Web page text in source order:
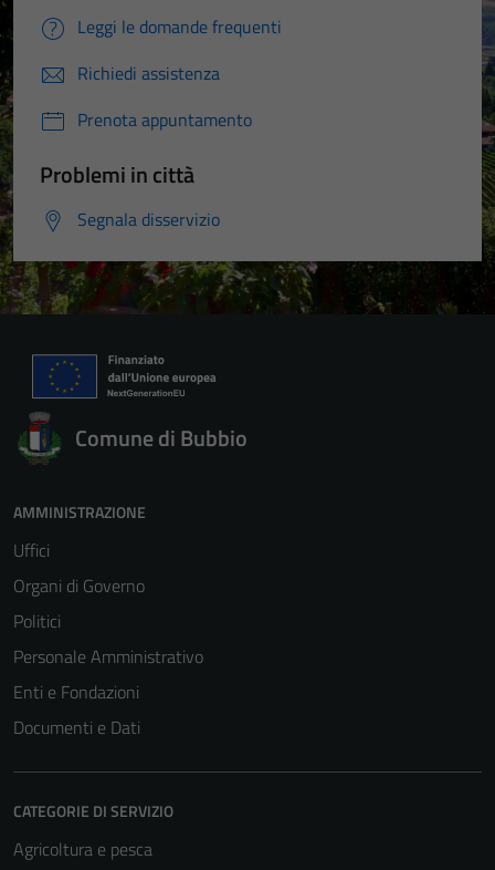
Leggi le domande frequenti
Richiedi assistenza
Prenota appuntamento
Problemi in città
Segnala disservizio
Comune di Bubbio
AMMINISTRAZIONE
Uffici
Organi di Governo
Politici
Personale Amministrativo
Enti e Fondazioni
Documenti e Dati
CATEGORIE DI SERVIZIO
Agricoltura e pesca